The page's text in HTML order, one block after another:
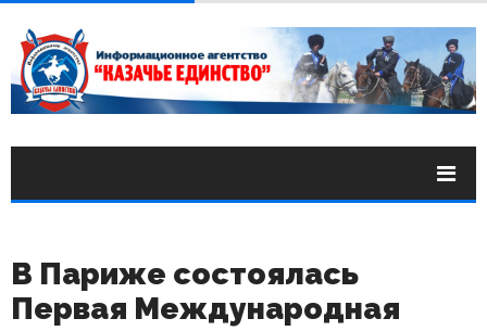
В Париже состоялась
Первая Международная